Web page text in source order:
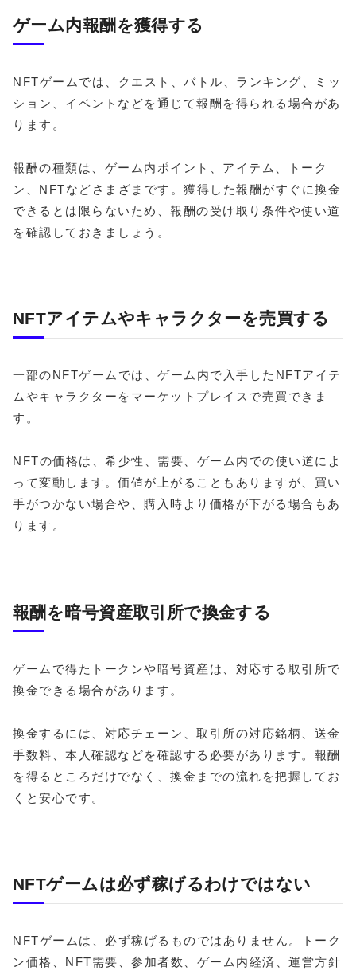
ゲーム内報酬を獲得する
NFTゲームでは、クエスト、バトル、ランキング、ミッ
ション、イベントなどを通じて報酬を得られる場合があ
ります。
報酬の種類は、ゲーム内ポイント、アイテム、トーク
ン、NFTなどさまざまです。獲得した報酬がすぐに換金
できるとは限らないため、報酬の受け取り条件や使い道
を確認しておきましょう。
NFTアイテムやキャラクターを売買する
一部のNFTゲームでは、ゲーム内で入手したNFTアイテ
ムやキャラクターをマーケットプレイスで売買できま
す。
NFTの価格は、希少性、需要、ゲーム内での使い道によ
って変動します。価値が上がることもありますが、買い
手がつかない場合や、購入時より価格が下がる場合もあ
ります。
報酬を暗号資産取引所で換金する
ゲームで得たトークンや暗号資産は、対応する取引所で
換金できる場合があります。
換金するには、対応チェーン、取引所の対応銘柄、送金
手数料、本人確認などを確認する必要があります。報酬
を得るところだけでなく、換金までの流れを把握してお
くと安心です。
NFTゲームは必ず稼げるわけではない
NFTゲームは、必ず稼げるものではありません。トーク
ン価格、NFT需要、参加者数、ゲーム内経済、運営方針